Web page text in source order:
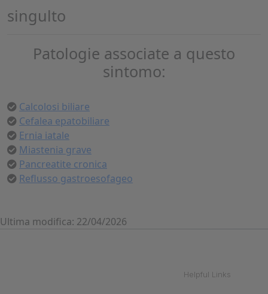
singulto
Patologie associate a questo
sintomo:
Calcolosi biliare
Cefalea epatobiliare
Ernia iatale
Miastenia grave
Pancreatite cronica
Reflusso gastroesofageo
Ultima modifica: 22/04/2026
Helpful Links